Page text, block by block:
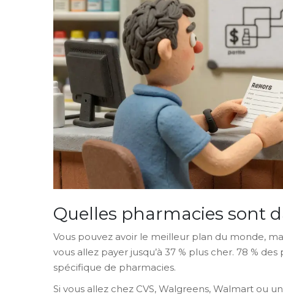
Quelles pharmacies sont
Vous pouvez avoir le meilleur plan du monde,
vous allez payer jusqu’à 37 % plus cher. 78 %
spécifique de pharmacies.
Si vous allez chez CVS, Walgreens, Walmart ou